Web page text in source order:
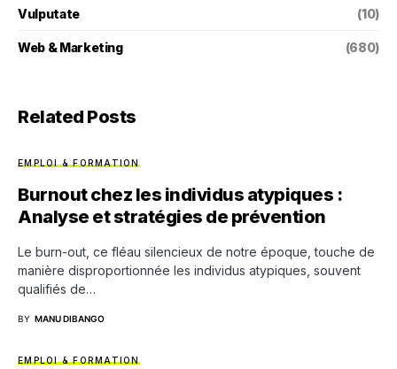
Vulputate (10)
Web & Marketing (680)
Related Posts
EMPLOI & FORMATION
Burnout chez les individus atypiques :
Analyse et stratégies de prévention
Le burn-out, ce fléau silencieux de notre époque, touche de
manière disproportionnée les individus atypiques, souvent
qualifiés de…
BY MANU DIBANGO
EMPLOI & FORMATION